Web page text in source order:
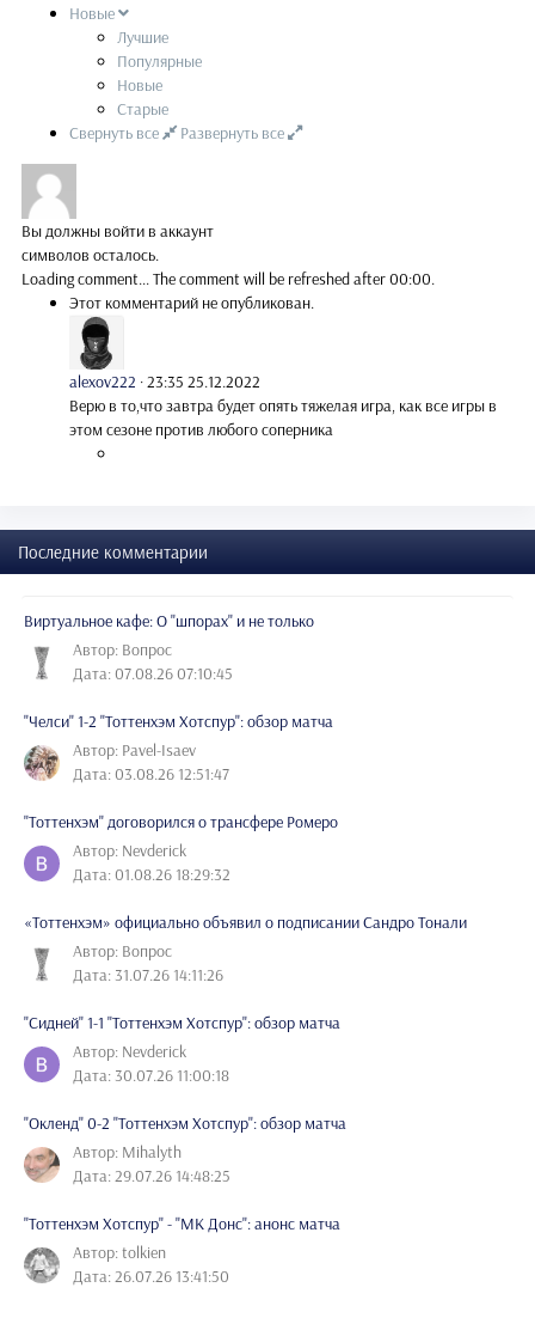
Новые
Лучшие
Популярные
Новые
Старые
Свернуть все
Развернуть все
Вы должны войти в аккаунт
символов осталось.
Loading comment...The comment will be refreshed after00:00.
Этот комментарий не опубликован.
alexov222 ·23:35 25.12.2022
Верю в то,что завтра будет опять тяжелая игра, как все игры в
этом сезоне против любого соперника
Последние комментарии
Виртуальное кафе: О "шпорах" и не только
Автор: Вопрос
Дата: 07.08.26 07:10:45
"Челси" 1-2 "Тоттенхэм Хотспур": обзор матча
Автор: Pavel-Isaev
Дата: 03.08.26 12:51:47
"Тоттенхэм" договорился о трансфере Ромеро
Автор: Nevderick
Дата: 01.08.26 18:29:32
«Тоттенхэм» официально объявил о подписании Сандро Тонали
Автор: Вопрос
Дата: 31.07.26 14:11:26
"Сидней" 1-1 "Тоттенхэм Хотспур": обзор матча
Автор: Nevderick
Дата: 30.07.26 11:00:18
"Окленд" 0-2 "Тоттенхэм Хотспур": обзор матча
Автор: Mihalyth
Дата: 29.07.26 14:48:25
"Тоттенхэм Хотспур" - "МК Донс": анонс матча
Автор: tolkien
Дата: 26.07.26 13:41:50